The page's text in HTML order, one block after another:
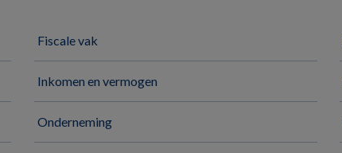
Fiscale vak
Inkomen en vermogen
Onderneming